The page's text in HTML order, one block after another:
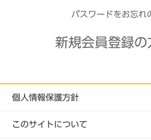
パスワードをお忘れ
新規会員登録の
個人情報保護方針
このサイトについて